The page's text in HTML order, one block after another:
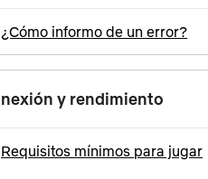
¿Cómo informo de un error?
y rendimiento
Requisitos mínimos para jugar